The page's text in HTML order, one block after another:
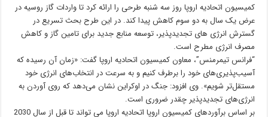
کمیسیون اتحادیه اروپا روز سه شنبه طرحی را ارائه کرد تا واردات گاز روسیه در
عرض یک سال به دو سوم کاهش پیدا کند. در این طرح بحث تسریع در
گسترش انرژی های تجدیدپذیر، توسعه منابع جدید برای تامین گاز و کاهش
مصرف انرژی مطرح است.
“فرانس تیمرمنس”، معاون کمیسیون اتحادیه اروپا گفت: «زمان آن رسیده که
آسیب‌پذیری‌های خود را برطرف کنیم و به سرعت در انتخاب‌های انرژی خود
مستقل‌تر شویم». وی افزود: جنگ در اوکراین نشان می‌دهد که روی آوردن به
انرژی‌های تجدیدپذیر چقدر ضروری است.
بر اساس برآوردهای کمیسیون اروپا اتحادیه اروپا می تواند تا قبل از سال 2030